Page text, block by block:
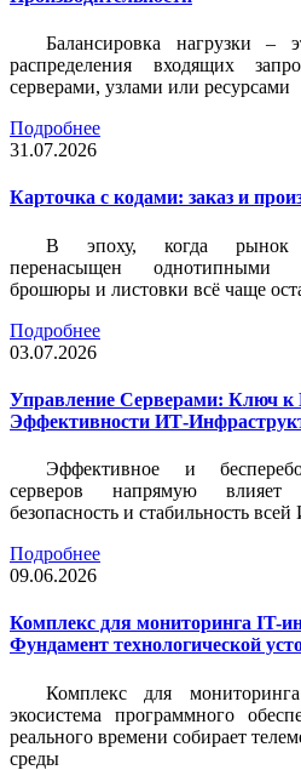
Балансировка нагрузки –
распределения входящих
серверами, узлами или ресурсами
Подробнее
31.07.2026
Карточка c кодами: заказ и
В эпоху, когда рынок
перенасыщен однотипными
брошюры и листовки всё чаще
Подробнее
03.07.2026
Управление Серверами: Ключ к
Эффективности ИТ-
Эффективное и
серверов напрямую влияет
безопасность и стабильность
Подробнее
09.06.2026
Комплекс для мониторинга IT-
Фундамент технологической
Комплекс для
экосистема программного
реального времени собирает
среды